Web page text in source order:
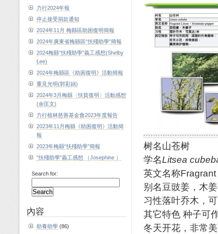
树名山苍树
学名Litsea
英文名称
别名豆豉姜，木
习性落叶乔木，
其它特色 种子可
冬天开花，非常
力行2024年報
停止接受捐款通知
2024年11月 梅縣區助困復明簡報
2024年廣東省梅縣區“扶殘助學”簡報
2024梅縣“扶殘助學”義工感想(Shelby
Lee)
2024年梅縣區《助困復明》活動簡報
重見光明(郭彩娟)
2024年3月梅縣〈扶貧復明〉活動感想
(余匡文)
力行植林慈善基金會2023年度報告
2023年11月梅縣《助困復明》活動簡
報
2023年梅縣“扶殘助學”簡報
“扶殘助學”義工感想 （Josephine ）
Search for:
內容
助養助學 (86)